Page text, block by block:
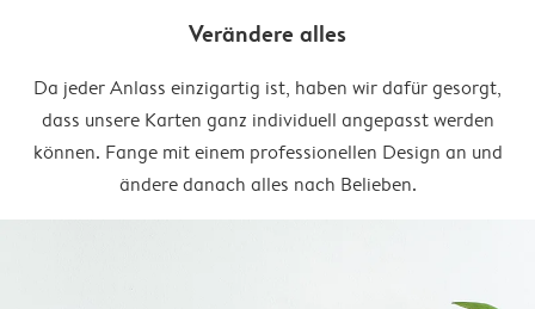
Verändere alles
Da jeder Anlass einzigartig ist, haben wir dafür gesorgt,
dass unsere Karten ganz individuell angepasst werden
können. Fange mit einem professionellen Design an und
ändere danach alles nach Belieben.